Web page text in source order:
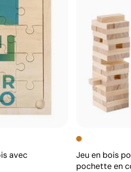
avec
Jeu en bois
pochette en